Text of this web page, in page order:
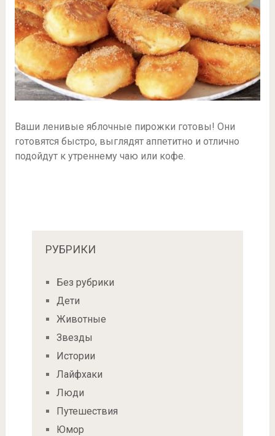
Ваши ленивые яблочные пирожки готовы! Они
готовятся быстро, выглядят аппетитно и отлично
подойдут к утреннему чаю или кофе.
РУБРИКИ
Без рубрики
Дети
Животные
Звезды
Истории
Лайфхаки
Люди
Путешествия
Юмор